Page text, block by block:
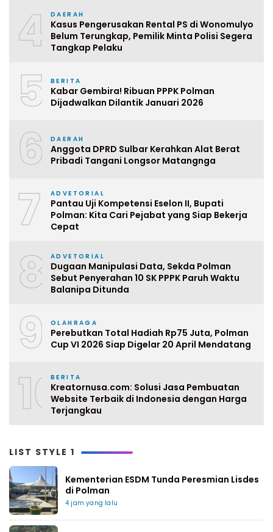
4 DAERAH
Kasus Pengerusakan Rental PS di Wonomulyo
Belum Terungkap, Pemilik Minta Polisi Segera
Tangkap Pelaku
5 BERITA
Kabar Gembira! Ribuan PPPK Polman
Dijadwalkan Dilantik Januari 2026
6 DAERAH
Anggota DPRD Sulbar Kerahkan Alat Berat
Pribadi Tangani Longsor Matangnga
7 ADVETORIAL
Pantau Uji Kompetensi Eselon II, Bupati
Polman: Kita Cari Pejabat yang Siap Bekerja
Cepat
8 ADVETORIAL
Dugaan Manipulasi Data, Sekda Polman
Sebut Penyerahan 10 SK PPPK Paruh Waktu
Balanipa Ditunda
9 OLAHRAGA
Perebutkan Total Hadiah Rp75 Juta, Polman
Cup VI 2026 Siap Digelar 20 April Mendatang
10BERITA
Kreatornusa.com: Solusi Jasa Pembuatan
Website Terbaik di Indonesia dengan Harga
Terjangkau
LIST STYLE 1
Kementerian ESDM Tunda Peresmian Lisdes
di Polman
4 jam yang lalu